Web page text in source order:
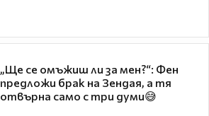
„Ще се омъжиш ли за мен?“: Фен
предложи брак на Зендая, а тя
отвърна само с три думи😅